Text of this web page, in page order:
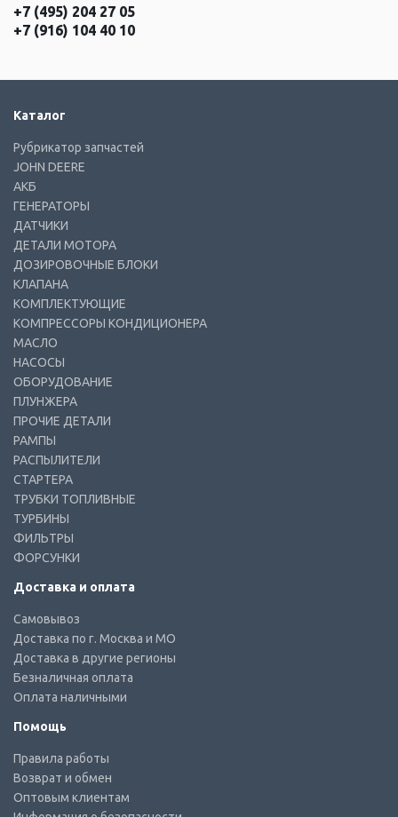
+7 (495) 204 27 05
+7 (916) 104 40 10
Каталог
Рубрикатор запчастей
JOHN DEERE
АКБ
ГЕНЕРАТОРЫ
ДАТЧИКИ
ДЕТАЛИ МОТОРА
ДОЗИРОВОЧНЫЕ БЛОКИ
КЛАПАНА
КОМПЛЕКТУЮЩИЕ
КОМПРЕССОРЫ КОНДИЦИОНЕРА
МАСЛО
НАСОСЫ
ОБОРУДОВАНИЕ
ПЛУНЖЕРА
ПРОЧИЕ ДЕТАЛИ
РАМПЫ
РАСПЫЛИТЕЛИ
СТАРТЕРА
ТРУБКИ ТОПЛИВНЫЕ
ТУРБИНЫ
ФИЛЬТРЫ
ФОРСУНКИ
Доставка и оплата
Самовывоз
Доставка по г. Москва и МО
Доставка в другие регионы
Безналичная оплата
Оплата наличными
Помощь
Правила работы
Возврат и обмен
Оптовым клиентам